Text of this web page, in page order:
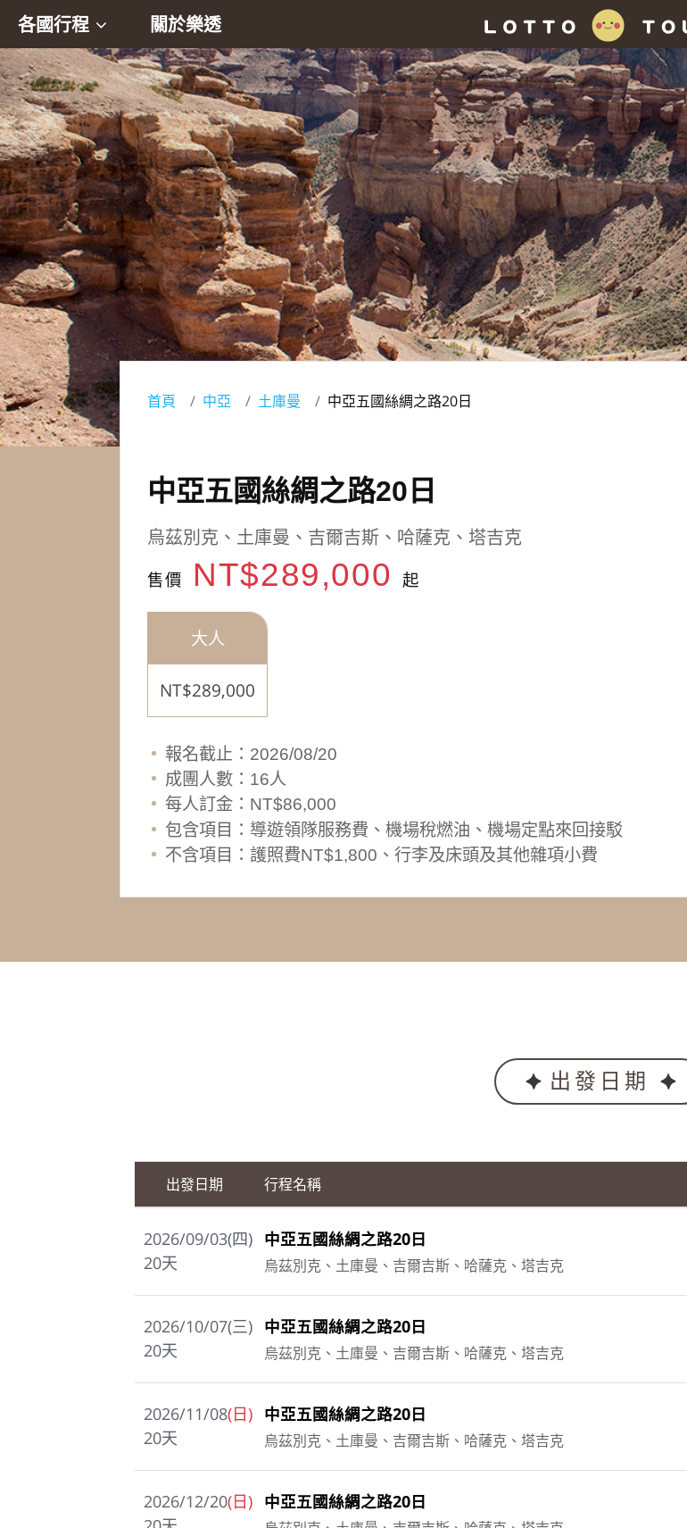
各國行程 關於樂透
首頁 中亞 土庫曼 中亞五國絲綢之路20日
中亞五國絲綢之路20日
烏茲別克、土庫曼、吉爾吉斯、哈薩克、塔吉克
售價 NT$289,000 起
大人
NT$289,000
報名截止：2026/08/20
成團人數：16人
每人訂金：NT$86,000
包含項目：導遊領隊服務費、機場稅燃油、機場定點來回接駁
不含項目：護照費NT$1,800、行李及床頭及其他雜項小費
出發日期
出發日期 行程名稱
2026/09/03(四)
20天
中亞五國絲綢之路20日
烏茲別克、土庫曼、吉爾吉斯、哈薩克、塔吉克
2026/10/07(三)
20天
中亞五國絲綢之路20日
烏茲別克、土庫曼、吉爾吉斯、哈薩克、塔吉克
2026/11/08(日)
20天
中亞五國絲綢之路20日
烏茲別克、土庫曼、吉爾吉斯、哈薩克、塔吉克
2026/12/20(日) 中亞五國絲綢之路20日